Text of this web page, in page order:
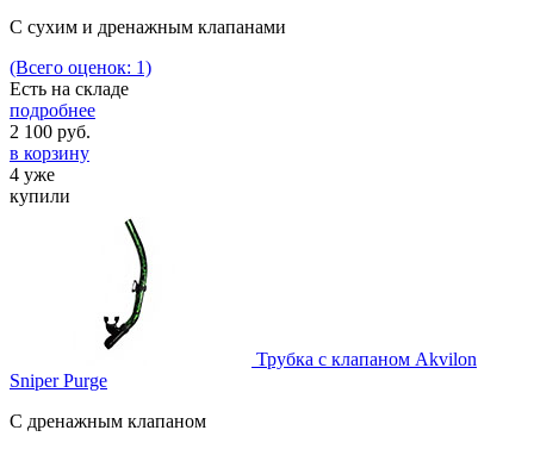
С сухим и дренажным клапанами
(Всего оценок: 1)
Есть на складе
подробнее
2 100 руб.
в корзину
4 уже
купили
Трубка с клапаном Akvilon
Sniper Purge
С дренажным клапаном